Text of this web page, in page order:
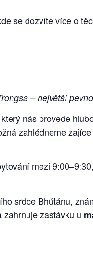
se dozvíte více o
– největší
nás provede
zahlédneme
mezi
srdce Bhútánu,
zahrnuje zastávku u